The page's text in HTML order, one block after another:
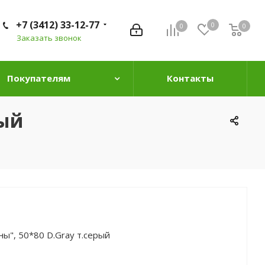
0 0 0
0
+7 (3412) 33-12-77
Заказать звонок
Покупателям Контакты
50*80 D.Gray т.серый